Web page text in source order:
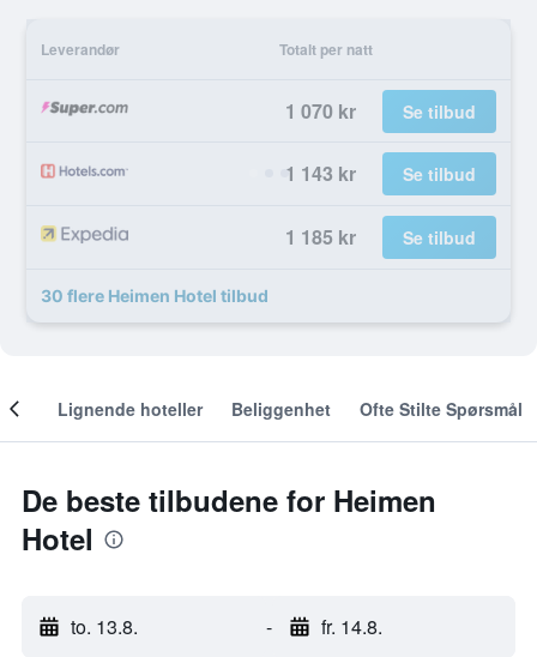
Leverandør Totalt per natt
1 070 kr Se tilbud
1 143 kr Se tilbud
1 185 kr Se tilbud
30 flere Heimen Hotel tilbud
Lignende hoteller Beliggenhet Ofte Stilte Spørsmål
De beste tilbudene for Heimen
Hotel
to. 13.8. - fr. 14.8.